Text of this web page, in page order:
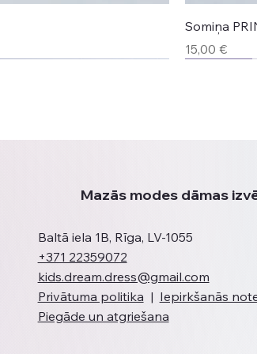
Somiņa
Cena
15,00 €
Mazās modes dāmas
Baltā iela 1B, Rīga, LV-1055
+371 22359072
kids.dream.dress@gmail.com
Privātuma politika | Iepirkšanās
Piegāde un atgriešana